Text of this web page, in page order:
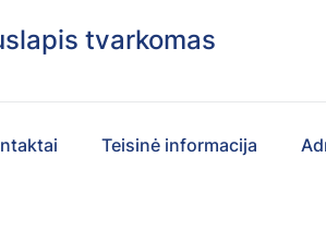
tvarkomas
Teisinė informacija